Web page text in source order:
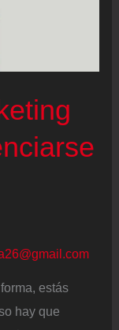
estás
hay que